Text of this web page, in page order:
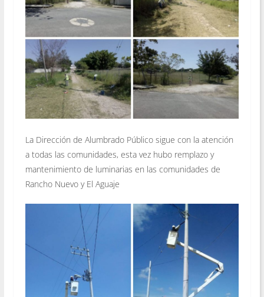
La Dirección de Alumbrado Público sigue con la atención
a todas las comunidades, esta vez hubo remplazo y
mantenimiento de luminarias en las comunidades de
Rancho Nuevo y El Aguaje